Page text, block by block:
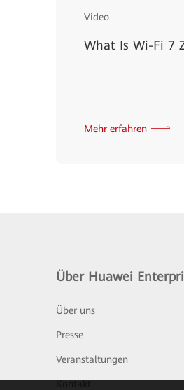
Video
What Is Wi-Fi 7
Mehr erfahren
Über Huawei
Über uns
Presse
Veranstaltungen